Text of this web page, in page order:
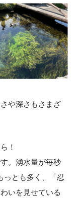
や深さもさまざ
！
。湧水量が毎秒
っとも多く、「忍
いを見せている